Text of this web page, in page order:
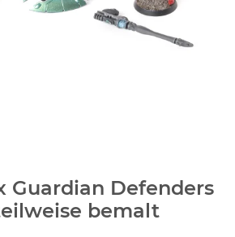
Guardian Defenders
bemalt